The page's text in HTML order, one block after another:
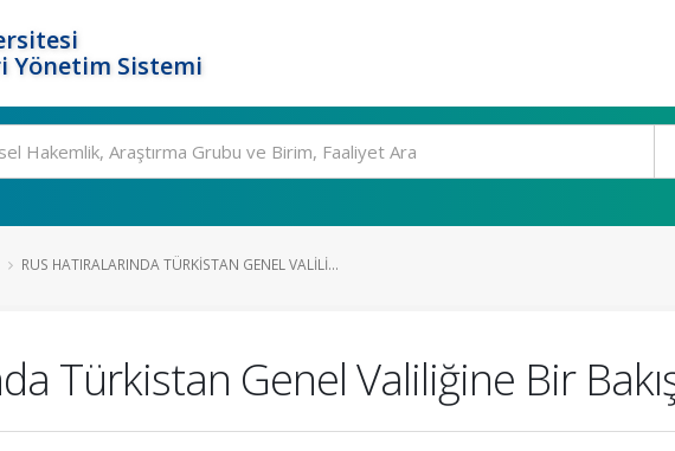
Yönetim Sistemi
RUS HATIRALARINDA TÜRKISTAN GENEL VALILI...
Türkistan Genel Valiliğine Bir